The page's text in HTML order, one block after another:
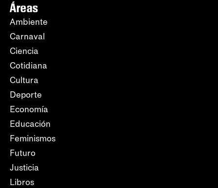
Áreas
Ambiente
Carnaval
Ciencia
Cotidiana
Cultura
Deporte
Economía
Educación
Feminismos
Futuro
Justicia
Libros